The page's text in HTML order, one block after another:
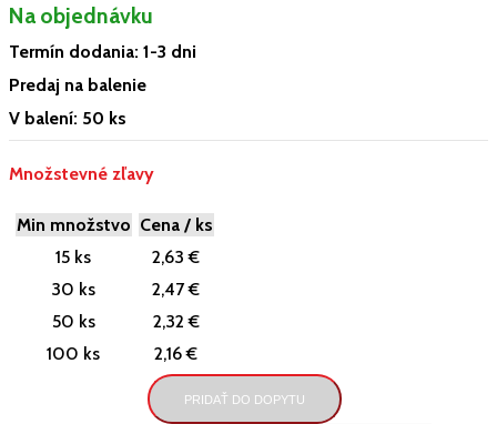
Na objednávku
Termín dodania: 1-3 dni
Predaj na balenie
V balení: 50 ks
Množstevné zľavy
Min množstvo Cena / ks
15 ks
2,63 €
30 ks
2,47 €
50 ks
2,32 €
100 ks
2,16 €
PRIDAŤ DO DOPYTU